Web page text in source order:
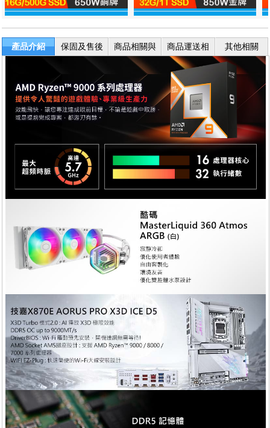
產品介紹
保固及售後
商品相關與
退換貨
商品運送相
關
其他相關